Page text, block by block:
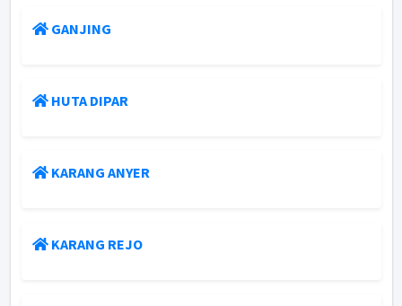
GANJING
HUTA DIPAR
KARANG ANYER
KARANG REJO